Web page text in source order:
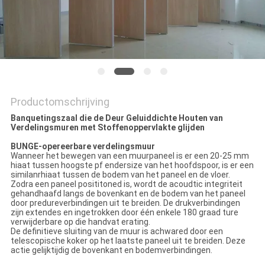
Productomschrijving
Banquetingszaal die de Deur Geluiddichte Houten van
Verdelingsmuren met Stoffenoppervlakte glijden
BUNGE-opereerbare verdelingsmuur
Wanneer het bewegen van een muurpaneel is er een 20-25 mm
hiaat tussen hoogste pf endersize van het hoofdspoor, is er een
similanrhiaat tussen de bodem van het paneel en de vloer.
Zodra een paneel posititoned is, wordt de acoudtic integriteit
gehandhaafd langs de bovenkant en de bodem van het paneel
door predureverbindingen uit te breiden. De drukverbindingen
zijn extendes en ingetrokken door één enkele 180 graad ture
verwijderbare op die handvat erating.
De definitieve sluiting van de muur is achwared door een
telescopische koker op het laatste paneel uit te breiden. Deze
actie gelijktijdig de bovenkant en bodemverbindingen.